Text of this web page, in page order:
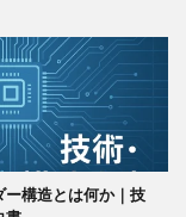
ー構造とは何か｜技